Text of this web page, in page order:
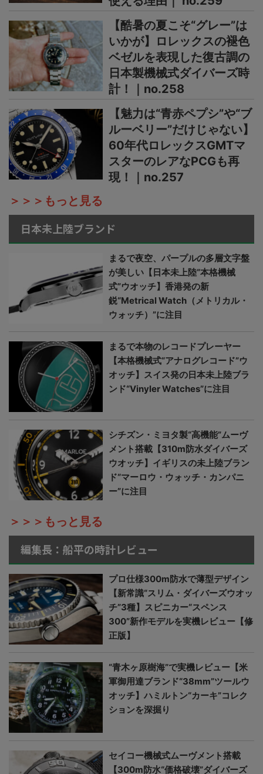
【酷暑の夏こそ“グレー”は
いかが】ロレックスの褪色
ベゼルを表現した復古調の
日本製機械式ダイバーズ時
計！｜no.258
【魅力は“青赤ペプシ”や“ブ
ルーベリー”だけじゃない】
60年代ロレックスGMTマ
スターのレアなPCGも再
現！｜no.257
＞＞＞もっと見る
日本未上陸ブランド
まるで夜空、パープルの多層文字盤
が美しい【日本未上陸“本格機械
式”ウオッチ】香港発の新
鋭“Metrical Watch（メトリカル・
ウォッチ）”に注目
まるで本物のレコードプレーヤー
【本格機械式“アナログレコード”ウ
オッチ】スイス発の日本未上陸ブラ
ンド“Vinyler Watches”に注目
シチズン・ミヨタ製“高機能”ムーヴ
メント搭載【310m防水ダイバーズ
ウオッチ】イギリスの未上陸ブラン
ド“マーロウ・ウォッチ・カンパニ
ー”に注目
＞＞＞もっと見る
編集長：船平の時計レビュー
プロ仕様300m防水で薄型デザイン
【新常識“スリム・ダイバーズウオッ
チ”3種】スピニカー“スペンス
300”新作モデルを実機レビュー【修
正版】
“青木ヶ原樹海”で実機レビュー【米
軍御用達ブランド“38mm”ツールウ
オッチ】ハミルトン“カーキ”コレク
ションを深掘り
セイコー機械式ムーヴメント搭載
【300m防水“価格破壊”ダイバーズ